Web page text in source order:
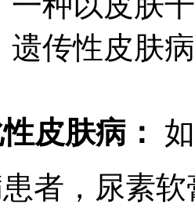
遗传性皮肤
皮肤病：
者，尿素